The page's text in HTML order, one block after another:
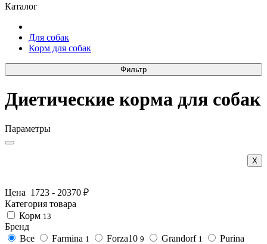
Каталог
Для собак
Корм для собак
Фильтр
Диетические корма для собак
Параметры
Х
Цена 1723 - 20370 ₽
Категория товара
Корм 13
Бренд
Все
Farmina 1 Forza10 9 Grandorf 1
Purina